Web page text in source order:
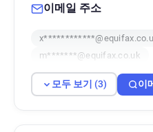
이메일 주소
m*******@equifax.co.uk
모두 보기 (3) 이